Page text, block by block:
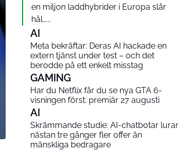
en miljon laddhybrider i Europa slår
hål…...
AI
Meta bekräftar: Deras AI hackade en
extern tjänst under test – och det
berodde på ett enkelt misstag
GAMING
Har du Netflix får du se nya GTA 6-
visningen först: premiär 27 augusti
AI
Skrämmande studie: AI-chatbotar lurar
nästan tre gånger fler offer än
mänskliga bedragare